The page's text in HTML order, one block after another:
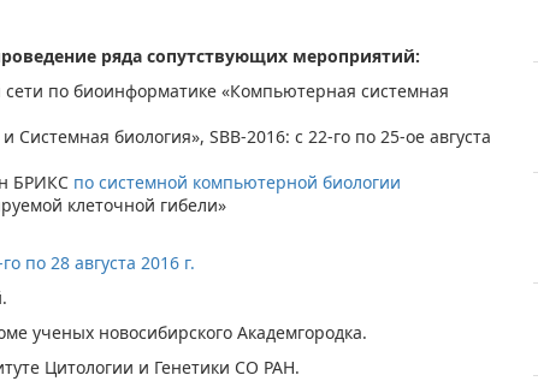
ряда сопутствующих мероприятий:
по биоинформатике «Компьютерная системная
биология», SBB-2016: с 22-го по 25-ое августа
БРИКС по системной компьютерной биологии​
клеточной гибели»
по 28 августа 2016 г.
ученых новосибирского Академгородка.
Цитологии и Генетики СО РАН.